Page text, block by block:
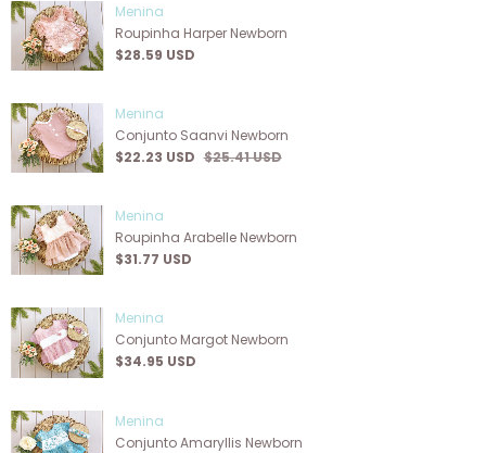
Menina
Roupinha Harper Newborn
$28.59 USD
Menina
Conjunto Saanvi Newborn
$22.23 USD $25.41 USD
Menina
Roupinha Arabelle Newborn
$31.77 USD
Menina
Conjunto Margot Newborn
$34.95 USD
Menina
Conjunto Amaryllis Newborn